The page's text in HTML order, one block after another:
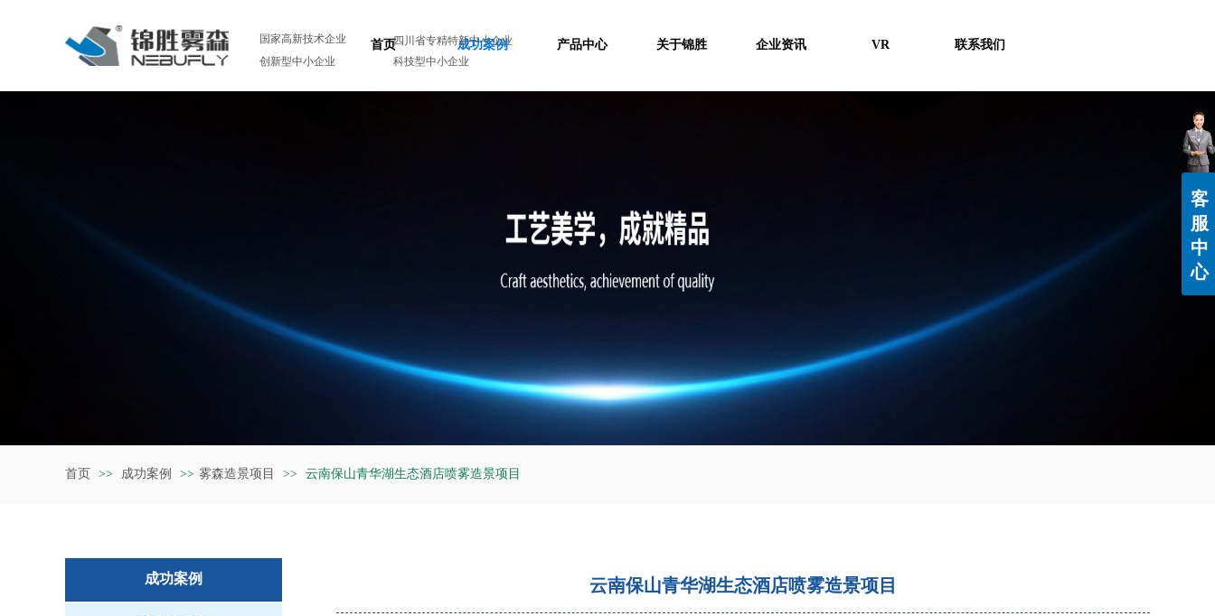
国家高新技术企业
四川省专精特新中小企业
创新型中小企业
科技型中小企业
首页 成功案例 产品中心 关于锦胜 企业资讯 VR 联系我们
首页 >> 成功案例 >> 雾森造景项目 >> 云南保山青华湖生态酒店喷雾造景项目
成功案例 云南保山青华湖生态酒店喷雾造景项目
客
服
中
心